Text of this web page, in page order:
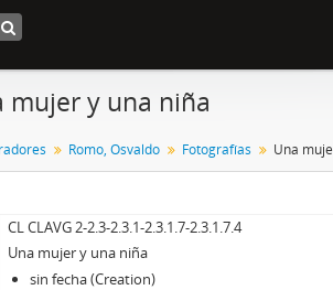
mujer y una niña
Romo, Osvaldo Fotografías Una
CL CLAVG 2-2.3-2.3.1-2.3.1.7-2.3.1.7.4
Una mujer y una niña
sin fecha (Creation)